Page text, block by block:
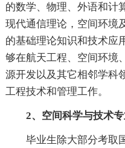
的数学、物理、外语和计
现代通信理论，空间环境
的基础理论知识和技术应
够在航天工程、空间环境
源开发以及其它相邻学科
工程技术和管理工作。
2、空间科学与技术
毕业生除大部分考取